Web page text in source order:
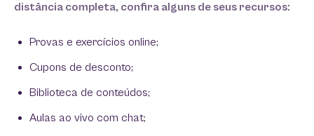
distância completa, confira alguns de seus recursos:
Provas e exercícios online;
Cupons de desconto;
Biblioteca de conteúdos;
Aulas ao vivo com chat;